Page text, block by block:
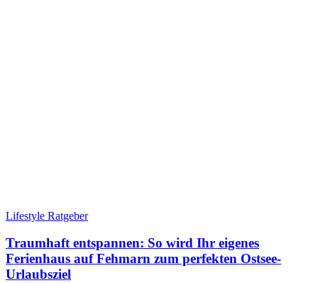
Lifestyle Ratgeber
Traumhaft entspannen: So wird Ihr eigenes
Ferienhaus auf Fehmarn zum perfekten Ostsee-
Urlaubsziel